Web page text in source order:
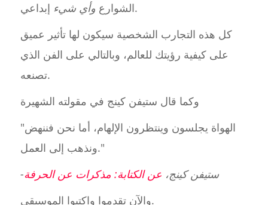
الشوارع وأي شيء
إبداعي.
كل هذه التجارب الشخصية سيكون لها تأثير عميق
على كيفية رؤيتك للعالم، وبالتالي على الفن الذي
تصنعه.
وكما قال ستيفن كينج في مقولته الشهيرة
"الهواة يجلسون وينتظرون الإلهام، أما نحن فننهض
ونذهب إلى العمل."
-ستيفن كينج، عن الكتابة: مذكرات عن الحرفة
والآن تقدموا واكتبوا الموسيقى.